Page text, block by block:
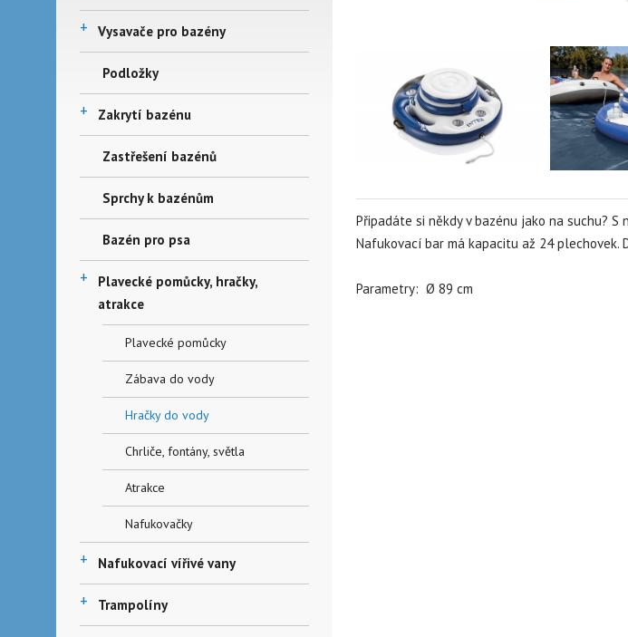
+ Vysavače pro bazény
Podložky
+ Zakrytí bazénu
Zastřešení bazénů
Sprchy k bazénům
Bazén pro psa
+
Plavecké pomůcky, hračky,
atrakce
Plavecké pomůcky
Zábava do vody
Hračky do vody
Chrliče, fontány, světla
Atrakce
Nafukovačky
+ Nafukovací vířivé vany
+ Trampolíny
Připadáte si někdy v bazénu jako na suchu?
Nafukovací bar má kapacitu až 24
Parametry: Ø 89 cm